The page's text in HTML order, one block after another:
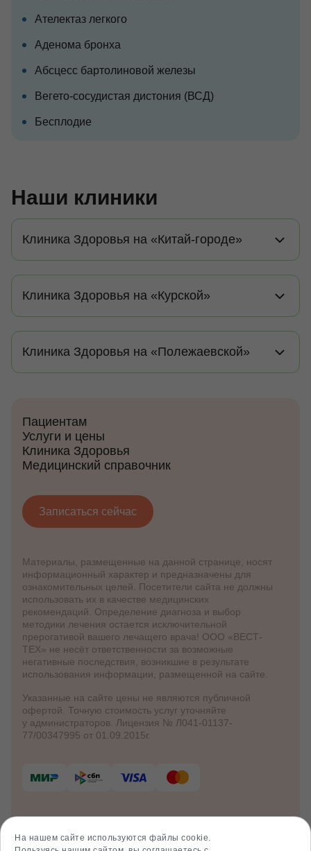
Ателектаз легкого
Аденома бронха
Абсцесс бартолиновой железы
Вегето-сосудистая дистония (ВСД)
Бесплодие
Наши клиники
Клиника Здоровья на «Китай-городе»
Клиника Здоровья на «Курской»
Клиника Здоровья на «Полежаевской»
Пациентам
Услуги и цены
Клиника Здоровья
Медицинский справочник
Записаться сейчас
Материалы, размещенные на данной странице, носят
информационный характер и предназначены для
ознакомительных целей. Посетители сайта не должны
использовать их в качестве медицинских
рекомендаций. Определение диагноза и выбор
методики лечения остается исключительной
прерогативой вашего лечащего врача! ООО «ВЕСТ-
ТЕХ» не несёт ответственности за возможные
негативные последствия, возникшие в результате
использования информации, размещенной на сайте.
Указанные на сайте цены не являются публичной
офертой. Точную стоимость услуг уточняйте
у администраторов. Лицензия № Л041-01137-
77/00347995 от 01.09.2015г.
© 2012 - 2026 Клинико-диагностический
центр «Клиника Здоровья»
На нашем сайте используются файлы cookie.